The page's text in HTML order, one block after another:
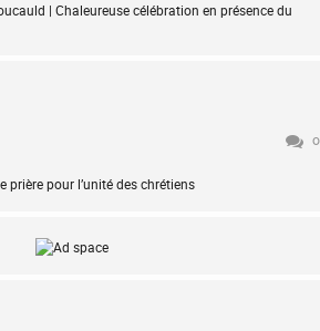
| Chaleureuse célébration en présence du
0
prière pour l’unité des chrétiens